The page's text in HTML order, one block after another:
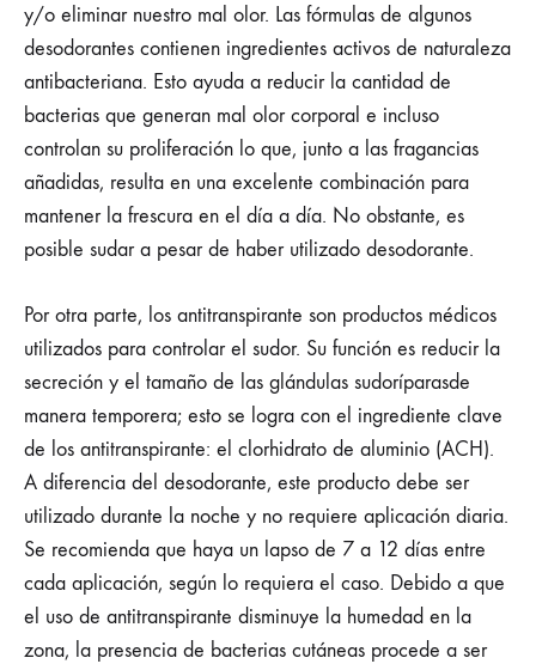
y/o eliminar nuestro mal olor. Las fórmulas de algunos
desodorantes contienen ingredientes activos de naturaleza
antibacteriana. Esto ayuda a reducir la cantidad de
bacterias que generan mal olor corporal e incluso
controlan su proliferación lo que, junto a las fragancias
añadidas, resulta en una excelente combinación para
mantener la frescura en el día a día. No obstante, es
posible sudar a pesar de haber utilizado desodorante.
Por otra parte, los antitranspirante son productos médicos
utilizados para controlar el sudor. Su función es reducir la
secreción y el tamaño de las glándulas sudoríparasde
manera temporera; esto se logra con el ingrediente clave
de los antitranspirante: el clorhidrato de aluminio (ACH).
A diferencia del desodorante, este producto debe ser
utilizado durante la noche y no requiere aplicación diaria.
Se recomienda que haya un lapso de 7 a 12 días entre
cada aplicación, según lo requiera el caso. Debido a que
el uso de antitranspirante disminuye la humedad en la
zona, la presencia de bacterias cutáneas procede a ser